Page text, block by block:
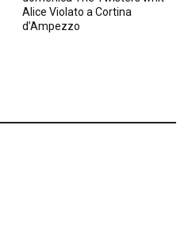
Alice Violato a Cortina
d’Ampezzo